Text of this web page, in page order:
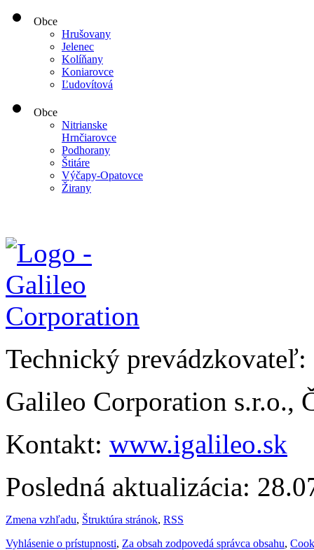
Obce
Hrušovany
Jelenec
Kolíňany
Koniarovce
Ľudovítová
Obce
Nitrianske
Hrnčiarovce
Podhorany
Štitáre
Výčapy-Opatovce
Žirany
Technický prevádzkovateľ:
Galileo Corporation s.r.o.,
Kontakt: www.igalileo.sk
Posledná aktualizácia:
Zmena vzhľadu, Štruktúra stránok, RSS
Vyhlásenie o prístupnosti, Za obsah zodpovedá správca obsahu,